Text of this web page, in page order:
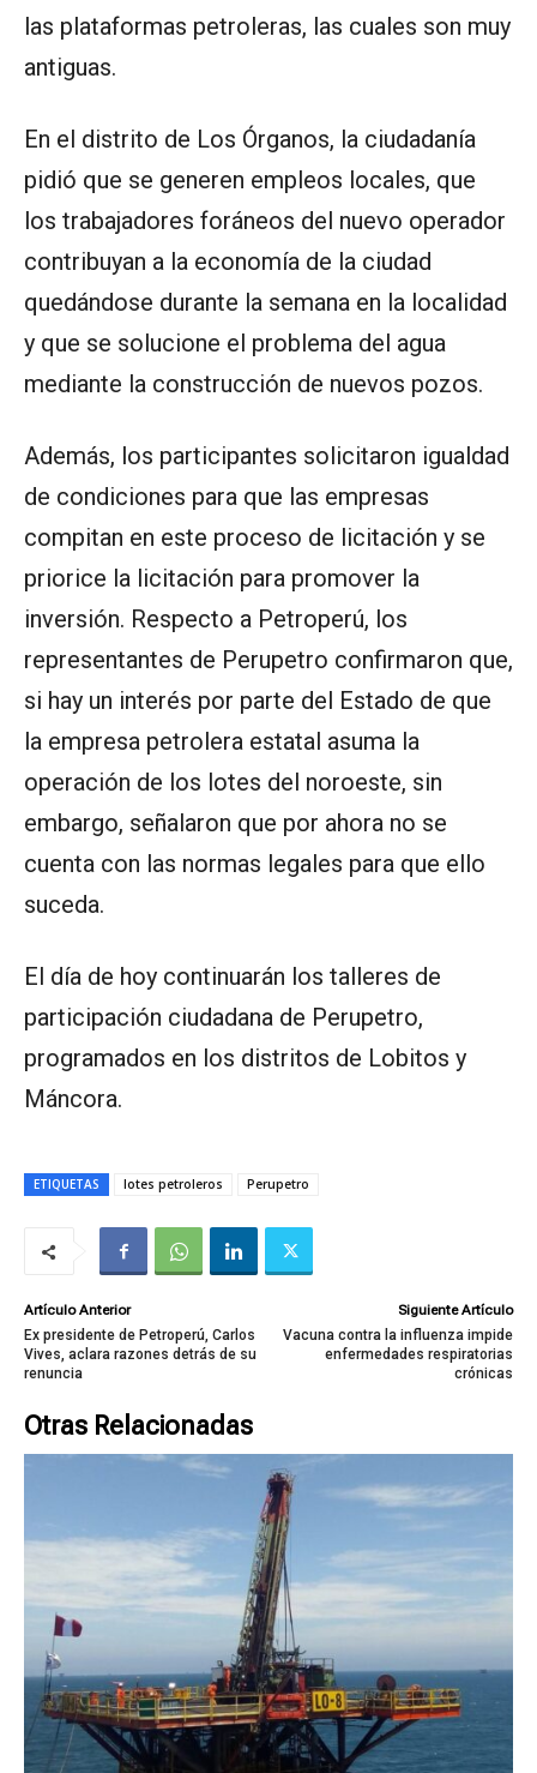
las plataformas petroleras, las cuales son muy
antiguas.
En el distrito de Los Órganos, la ciudadanía
pidió que se generen empleos locales, que
los trabajadores foráneos del nuevo operador
contribuyan a la economía de la ciudad
quedándose durante la semana en la localidad
y que se solucione el problema del agua
mediante la construcción de nuevos pozos.
Además, los participantes solicitaron igualdad
de condiciones para que las empresas
compitan en este proceso de licitación y se
priorice la licitación para promover la
inversión. Respecto a Petroperú, los
representantes de Perupetro confirmaron que,
si hay un interés por parte del Estado de que
la empresa petrolera estatal asuma la
operación de los lotes del noroeste, sin
embargo, señalaron que por ahora no se
cuenta con las normas legales para que ello
suceda.
El día de hoy continuarán los talleres de
participación ciudadana de Perupetro,
programados en los distritos de Lobitos y
Máncora.
ETIQUETAS lotes petroleros Perupetro
Artículo Anterior
Ex presidente de Petroperú, Carlos
Vives, aclara razones detrás de su
renuncia
Siguiente Artículo
Vacuna contra la influenza impide
enfermedades respiratorias
crónicas
Otras Relacionadas